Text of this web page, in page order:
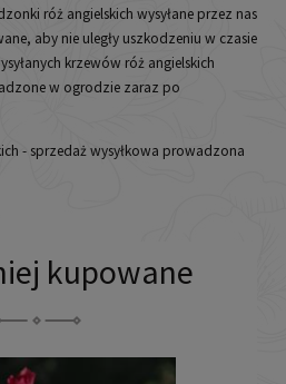
róż angielskich wysyłane przez nas
aby nie uległy uszkodzeniu w czasie
krzewów róż angielskich
w ogrodzie zaraz po
- sprzedaż wysyłkowa prowadzona
kupowane